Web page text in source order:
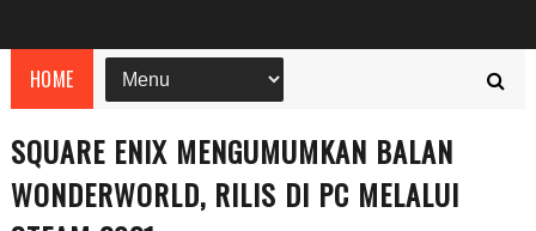
HOME
SQUARE ENIX MENGUMUMKAN BALAN
WONDERWORLD, RILIS DI PC MELALUI